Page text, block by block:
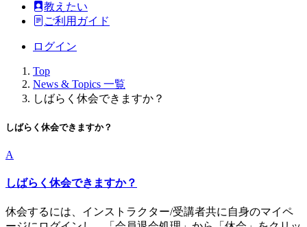
教えたい
ご利用ガイド
ログイン
Top
News & Topics 一覧
しばらく休会できますか？
しばらく休会できますか？
A
しばらく休会できますか？
休会するには、インストラクター/受講者共に自身のマイペ